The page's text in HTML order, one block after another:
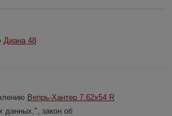
Диана 48
Вепрь-Хантер 7.62х54 R
данных,", закон об